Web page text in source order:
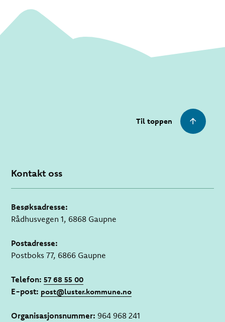
Til toppen
Kontakt oss
Besøksadresse:
Rådhusvegen 1, 6868 Gaupne
Postadresse:
Postboks 77, 6866 Gaupne
Telefon: 57 68 55 00
E-post: post@luster.kommune.no
Organisasjonsnummer: 964 968 241